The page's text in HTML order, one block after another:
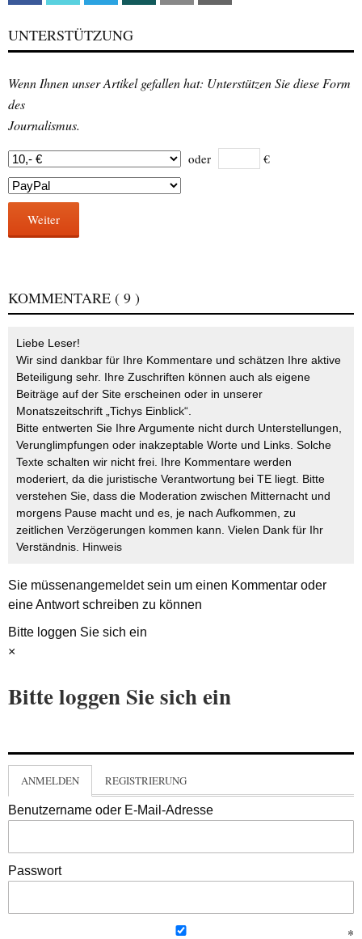
UNTERSTÜTZUNG
Wenn Ihnen unser Artikel gefallen hat: Unterstützen Sie diese Form
des
Journalismus.
oder €
Weiter
KOMMENTARE ( 9 )
Liebe Leser!
Wir sind dankbar für Ihre Kommentare und schätzen Ihre aktive
Beteiligung sehr. Ihre Zuschriften können auch als eigene
Beiträge auf der Site erscheinen oder in unserer
Monatszeitschrift „Tichys Einblick“.
Bitte entwerten Sie Ihre Argumente nicht durch Unterstellungen,
Verunglimpfungen oder inakzeptable Worte und Links. Solche
Texte schalten wir nicht frei. Ihre Kommentare werden
moderiert, da die juristische Verantwortung bei TE liegt. Bitte
verstehen Sie, dass die Moderation zwischen Mitternacht und
morgens Pause macht und es, je nach Aufkommen, zu
zeitlichen Verzögerungen kommen kann. Vielen Dank für Ihr
Verständnis. Hinweis
Sie müssenangemeldetsein um einen Kommentar oder
eine Antwort schreiben zu können
Bitte loggen Sie sich ein
×
Bitte loggen Sie sich ein
ANMELDEN REGISTRIERUNG
Benutzername oder E-Mail-Adresse
Passwort